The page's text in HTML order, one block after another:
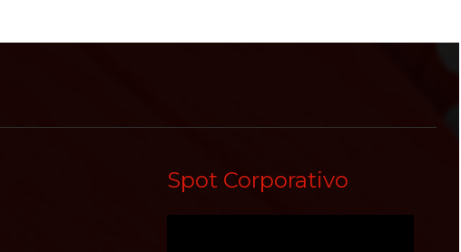
Spot Corporativo